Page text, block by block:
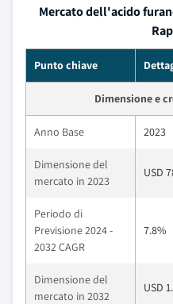
Mercato dell'acido
Punto chiave
Dimensione e
Anno Base 2023
Dimensione del
mercato in 2023
USD
Periodo di
Previsione 2024 -
2032 CAGR
7.8%
Dimensione del
mercato in 2032
USD